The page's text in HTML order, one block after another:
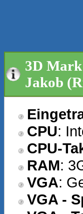
3D Mark
Jakob
CPU:
CPU-
RAM:
VGA:
VGA -